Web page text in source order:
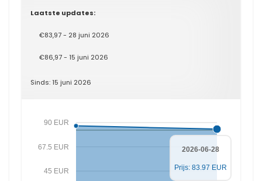
Laatste updates:
€83,97 - 28 juni 2026
€86,97 - 15 juni 2026
Sinds: 15 juni 2026
45 EUR
67.5 EUR
90 EUR
2026-06-28
Prijs: 83.97 EUR